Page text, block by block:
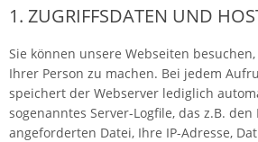
1. ZUGRIFFSDATEN UND
Sie können unsere Webseiten
Ihrer Person zu machen. Bei jedem
speichert der Webserver lediglich
sogenanntes Server-Logfile, das z.B.
angeforderten Datei, Ihre IP-Adresse,